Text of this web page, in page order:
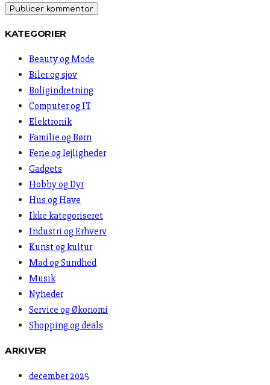
KATEGORIER
Beauty og Mode
Biler og sjov
Boligindretning
Computer og IT
Elektronik
Familie og Børn
Ferie og lejligheder
Gadgets
Hobby og Dyr
Hus og Have
Ikke kategoriseret
Industri og Erhverv
Kunst og kultur
Mad og Sundhed
Musik
Nyheder
Service og Økonomi
Shopping og deals
ARKIVER
december 2025